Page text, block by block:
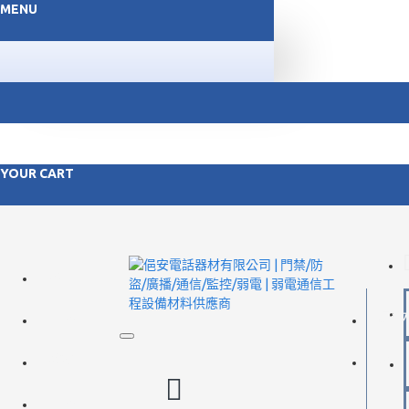
MENU
YOUR CART
會員登入